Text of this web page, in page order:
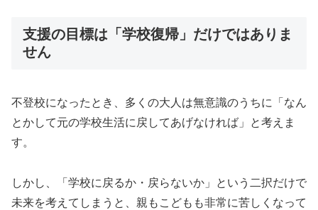
支援の目標は「学校復帰」だけではありま
せん
不登校になったとき、多くの大人は無意識のうちに「なん
とかして元の学校生活に戻してあげなければ」と考えま
す。
しかし、「学校に戻るか・戻らないか」という二択だけで
未来を考えてしまうと、親もこどもも非常に苦しくなって